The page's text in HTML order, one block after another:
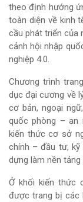
theo định hướng
toàn diện về kinh
cầu phát triển của
cảnh hội nhập
nghiệp 4.0.
Chương trình
dục đại cương về
cơ bản, ngoại
quốc phòng – an
kiến thức cơ sở
chính – đầu tư, kỹ
dựng làm nền
Ở khối kiến thức
được trang bị các